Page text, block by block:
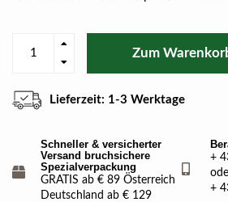
Zum
Lieferzeit: 1-3 Werktage
Schneller & versicherter
Versand bruchsichere
Spezialverpackung
GRATIS ab € 89 Österreich
Deutschland ab € 129
+
+